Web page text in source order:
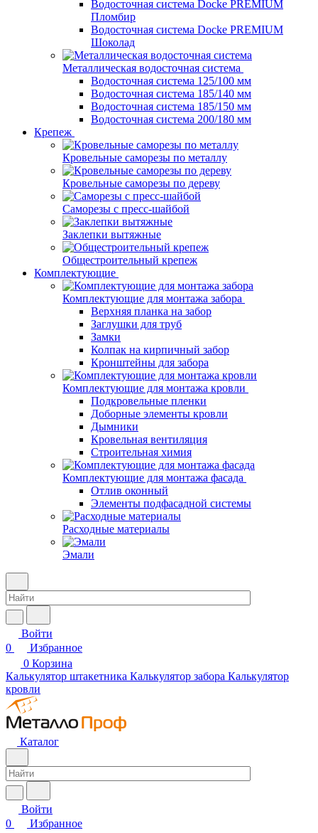
Водосточная система Docke PREMIUM
Пломбир
Водосточная система Docke PREMIUM
Шоколад
Металлическая водосточная система
Водосточная система 125/100 мм
Водосточная система 185/140 мм
Водосточная система 185/150 мм
Водосточная система 200/180 мм
Крепеж
Кровельные саморезы по металлу
Кровельные саморезы по дереву
Саморезы с пресс-шайбой
Заклепки вытяжные
Общестроительный крепеж
Комплектующие
Комплектующие для монтажа забора
Верхняя планка на забор
Заглушки для труб
Замки
Колпак на кирпичный забор
Кронштейны для забора
Комплектующие для монтажа кровли
Подкровельные пленки
Доборные элементы кровли
Дымники
Кровельная вентиляция
Строительная химия
Комплектующие для монтажа фасада
Отлив оконный
Элементы подфасадной системы
Расходные материалы
Эмали
Войти
0
Избранное
0 Корзина
Калькулятор штакетника Калькулятор забора Калькулятор
кровли
Каталог
Войти
0
Избранное